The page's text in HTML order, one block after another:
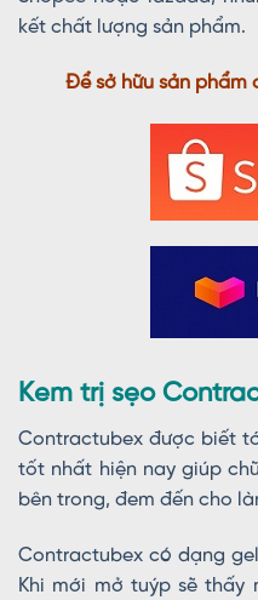
kết chất lượng sản phẩm.
Để sở hữu sản phẩm
Kem trị sẹo
Contractubex được biết
tốt nhất hiện nay giúp
bên trong, đem đến cho
Contractubex có dạng
Khi mới mở tuýp sẽ thấy